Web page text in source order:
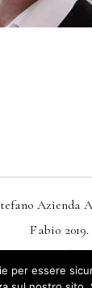
Azienda
Fabio 2019.
Condizioni
per essere